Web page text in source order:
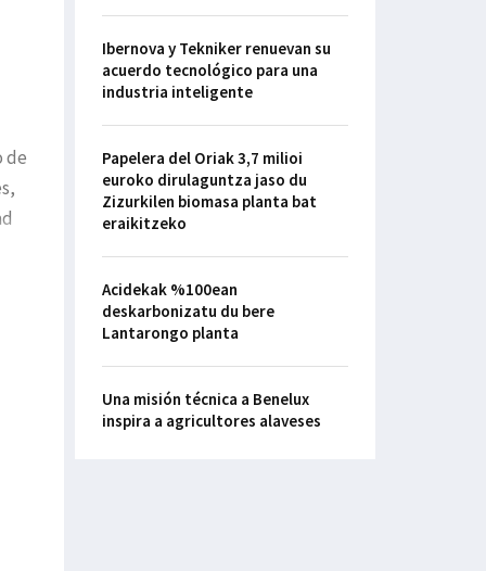
de
Ibernova y Tekniker renuevan su
acuerdo tecnológico para una
industria inteligente
Papelera del Oriak 3,7 milioi
euroko dirulaguntza jaso du
Zizurkilen biomasa planta bat
eraikitzeko
Acidekak %100ean
deskarbonizatu du bere
Lantarongo planta
Una misión técnica a Benelux
inspira a agricultores alaveses